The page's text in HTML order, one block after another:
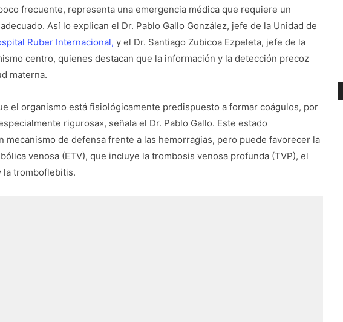
frecuente, representa una emergencia médica que requiere un
Así lo explican el Dr. Pablo Gallo González, jefe de la Unidad de
Ruber Internacional, y el Dr. Santiago Zubicoa Ezpeleta, jefe de la
centro, quienes destacan que la información y la detección precoz
materna.
el organismo está fisiológicamente predispuesto a formar coágulos, por
rigurosa», señala el Dr. Pablo Gallo. Este estado
mecanismo de defensa frente a las hemorragias, pero puede favorecer la
venosa (ETV), que incluye la trombosis venosa profunda (TVP), el
la tromboflebitis.